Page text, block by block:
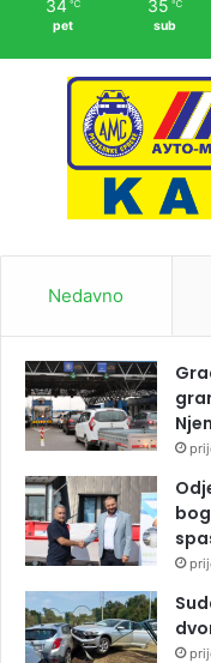
34 ℃
pet
35 ℃
sub
Nedavno